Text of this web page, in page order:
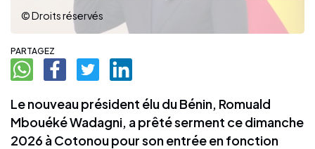
© Droits réservés
PARTAGEZ
Le nouveau président élu du Bénin, Romuald
Mbouéké Wadagni, a prêté serment ce dimanche
2026 à Cotonou pour son entrée en fonction